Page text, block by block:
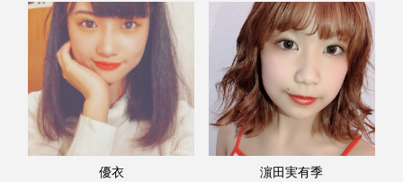
優衣 濵田実有季